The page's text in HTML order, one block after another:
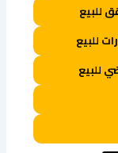
للبيع
للبيع
للبيع